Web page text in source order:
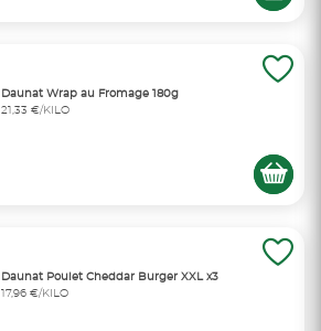
Daunat Wrap au Fromage 180g
21,33 €/KILO
Daunat Poulet Cheddar Burger XXL x3
17,96 €/KILO